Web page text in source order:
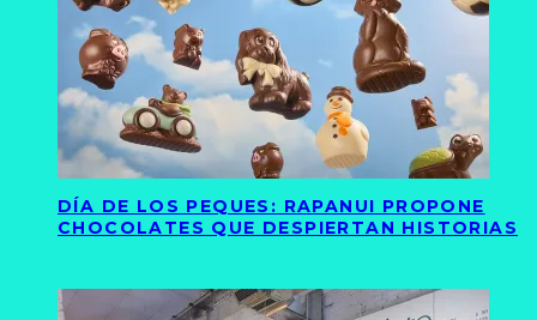
DÍA DE LOS PEQUES: RAPANUI PROPONE
CHOCOLATES QUE DESPIERTAN HISTORIAS